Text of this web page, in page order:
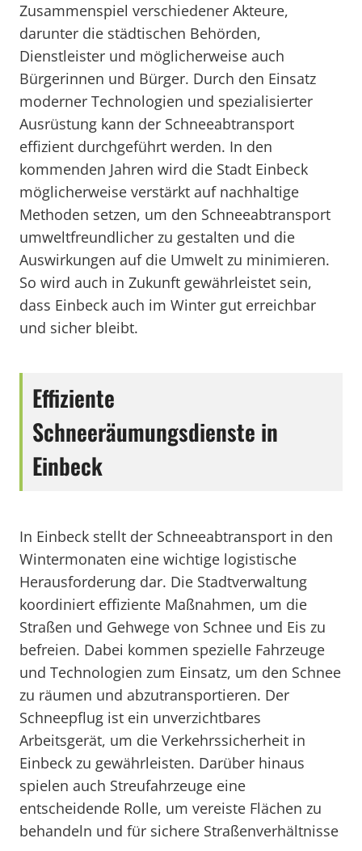
Zusammenspiel verschiedener Akteure,
darunter die städtischen Behörden,
Dienstleister und möglicherweise auch
Bürgerinnen und Bürger. Durch den Einsatz
moderner Technologien und spezialisierter
Ausrüstung kann der Schneeabtransport
effizient durchgeführt werden. In den
kommenden Jahren wird die Stadt Einbeck
möglicherweise verstärkt auf nachhaltige
Methoden setzen, um den Schneeabtransport
umweltfreundlicher zu gestalten und die
Auswirkungen auf die Umwelt zu minimieren.
So wird auch in Zukunft gewährleistet sein,
dass Einbeck auch im Winter gut erreichbar
und sicher bleibt.
Effiziente
Schneeräumungsdienste in
Einbeck
In Einbeck stellt der Schneeabtransport in den
Wintermonaten eine wichtige logistische
Herausforderung dar. Die Stadtverwaltung
koordiniert effiziente Maßnahmen, um die
Straßen und Gehwege von Schnee und Eis zu
befreien. Dabei kommen spezielle Fahrzeuge
und Technologien zum Einsatz, um den Schnee
zu räumen und abzutransportieren. Der
Schneepflug ist ein unverzichtbares
Arbeitsgerät, um die Verkehrssicherheit in
Einbeck zu gewährleisten. Darüber hinaus
spielen auch Streufahrzeuge eine
entscheidende Rolle, um vereiste Flächen zu
behandeln und für sichere Straßenverhältnisse